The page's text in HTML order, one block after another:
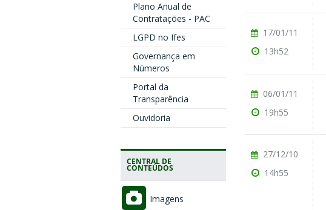
Plano Anual de
Contratações - PAC
LGPD no Ifes
Governança em
Números
Portal da
Transparência
Ouvidoria
CENTRAL DE
CONTEÚDOS
Imagens
17/01/11
13h52
06/01/11
19h55
27/12/10
14h55